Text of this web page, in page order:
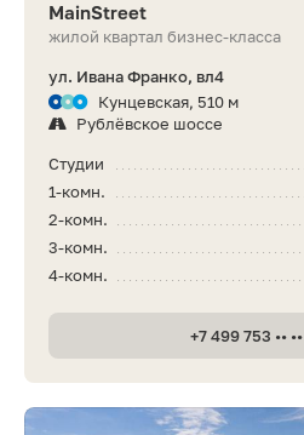
MainStreet
жилой квартал бизнес-класса
ул. Ивана Франко, вл4
Кунцевская, 510 м
Рублёвское шоссе
Студии
1-комн.
2-комн.
3-комн.
4-комн.
+7 499 753 •• ••